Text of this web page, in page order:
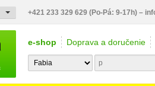
e-shop Doprava a doručenie
+421 233 329 629 (Po-Pá: 9-17h) –